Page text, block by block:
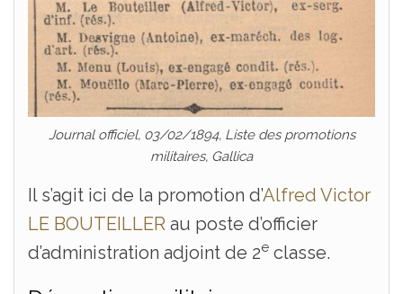
Journal officiel, 03/02/1894, Liste des promotions
militaires, Gallica
Il s’agit ici de la promotion d’Alfred Victor
LE BOUTEILLER au poste d’officier
d’administration adjoint de 2e classe.